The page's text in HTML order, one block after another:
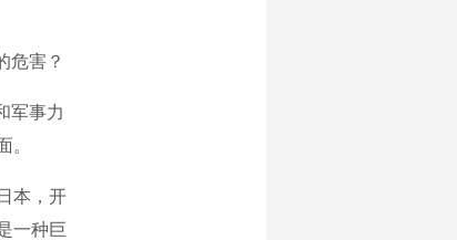
危害？
军事力
。
本，开
一种巨